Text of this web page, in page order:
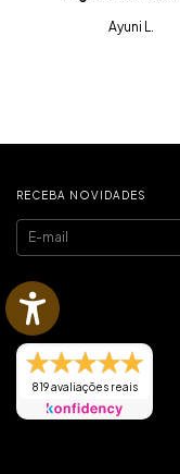
Ayuni L.
RECEBA NOVIDADES
819 avaliações reais